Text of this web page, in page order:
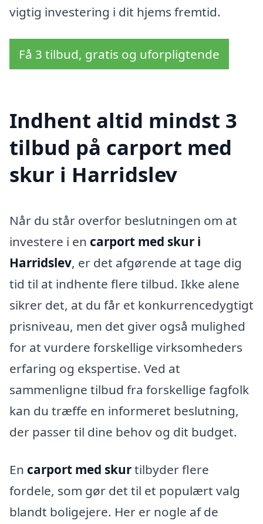
vigtig investering i dit hjems fremtid.
Få 3 tilbud, gratis og uforpligtende
Indhent altid mindst 3
tilbud på carport med
skur i Harridslev
Når du står overfor beslutningen om at
investere i en carport med skur i
Harridslev, er det afgørende at tage dig
tid til at indhente flere tilbud. Ikke alene
sikrer det, at du får et konkurrencedygtigt
prisniveau, men det giver også mulighed
for at vurdere forskellige virksomheders
erfaring og ekspertise. Ved at
sammenligne tilbud fra forskellige fagfolk
kan du træffe en informeret beslutning,
der passer til dine behov og dit budget.
En carport med skurtilbyder flere
fordele, som gør det til et populært valg
blandt boligejere. Her er nogle af de